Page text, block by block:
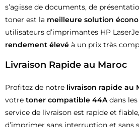
s’agisse de documents, de
toner est la meilleure solution
utilisateurs d’imprimantes HP
rendement élevé à un prix très
Livraison Rapide au Maroc
Profitez de notre livraison rapide au
votre toner compatible 44Adans les
service de livraison est rapide et
d’imprimer sans interruption et sans